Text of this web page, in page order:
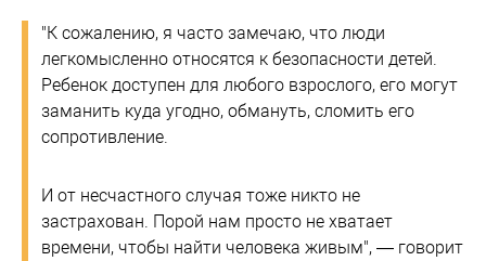
"К сожалению, я часто замечаю, что люди
легкомысленно относятся к безопасности детей.
Ребенок доступен для любого взрослого, его могут
заманить куда угодно, обмануть, сломить его
сопротивление.
И от несчастного случая тоже никто не
застрахован. Порой нам просто не хватает
времени, чтобы найти человека живым", — говорит